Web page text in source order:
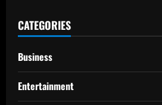
CATEGORIES
Business
Entertainment